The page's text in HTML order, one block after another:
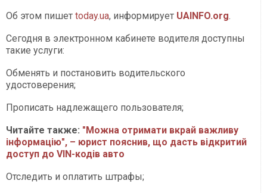
Об этом пишет today.ua, информирует UAINFO.org.
Сегодня в электронном кабинете водителя доступны
такие услуги:
Обменять и постановить водительского
удостоверения;
Прописать надлежащего пользователя;
Читайте также: "Можна отримати вкрай важливу
інформацію", – юрист пояснив, що дасть відкритий
доступ до VIN-кодів авто
Отследить и оплатить штрафы;